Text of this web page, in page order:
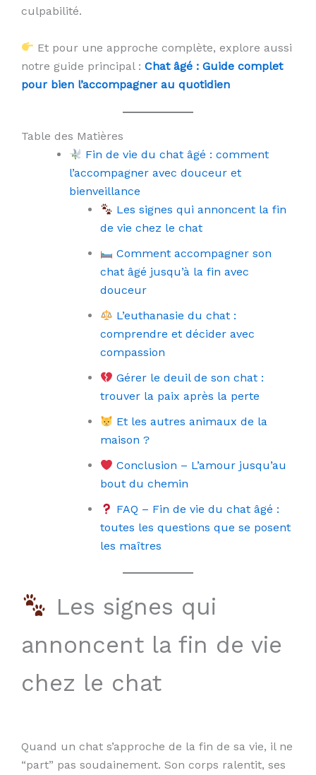
culpabilité.
Et pour une approche complète, explore aussi
notre guide principal : Chat âgé : Guide complet
pour bien l’accompagner au quotidien
Table des Matières
Fin de vie du chat âgé : comment
l’accompagner avec douceur et
bienveillance
Les signes qui annoncent la fin
de vie chez le chat
Comment accompagner son
chat âgé jusqu’à la fin avec
douceur
L’euthanasie du chat :
comprendre et décider avec
compassion
Gérer le deuil de son chat :
trouver la paix après la perte
Et les autres animaux de la
maison ?
Conclusion – L’amour jusqu’au
bout du chemin
FAQ – Fin de vie du chat âgé :
toutes les questions que se posent
les maîtres
Les signes qui
annoncent la fin de vie
chez le chat
Quand un chat s’approche de la fin de sa vie, il ne
“part” pas soudainement. Son corps ralentit, ses